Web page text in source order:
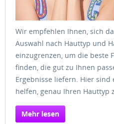
Wir empfehlen Ihnen, sich
Auswahl nach Hauttyp und
einzugrenzen, um die beste
finden, die gut zu Ihnen
Ergebnisse liefern. Hier sind
helfen, genau Ihren Hauttyp
Mehr lesen